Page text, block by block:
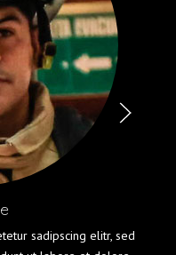
sadipscing elitr, sed